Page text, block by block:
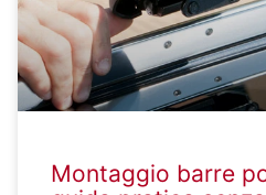
Montaggio barre